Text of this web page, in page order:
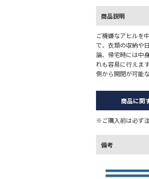
商品説明
ご機嫌なアヒルを
で、衣類の収納や
論、帰宅時には中
れも容易に行えま
側から開閉が可能
商品に関
※ご購入前は必ず
備考